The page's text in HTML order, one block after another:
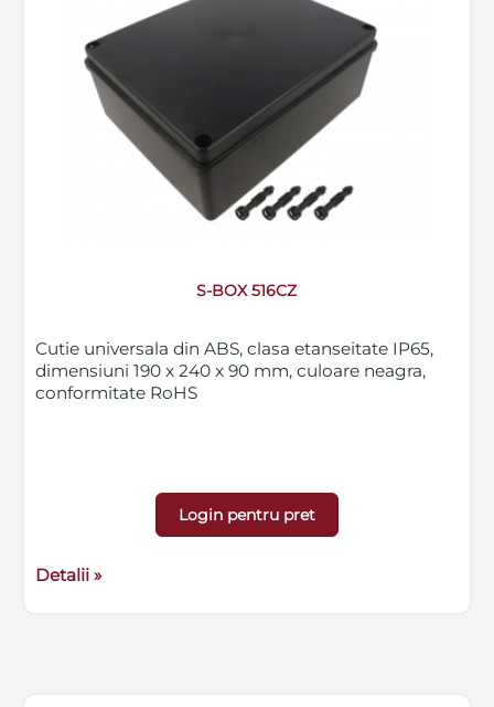
S-BOX 516CZ
Cutie universala din ABS, clasa etanseitate IP65,
dimensiuni 190 x 240 x 90 mm, culoare neagra,
conformitate RoHS
Login pentru pret
Detalii »